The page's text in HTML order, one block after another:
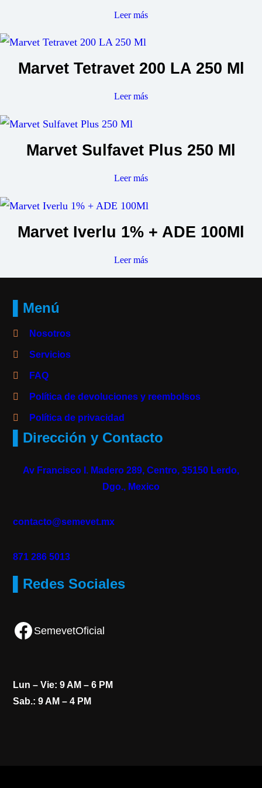
Leer más
Marvet Tetravet 200 LA 250 Ml
Leer más
Marvet Sulfavet Plus 250 Ml
Leer más
Marvet Iverlu 1% + ADE 100Ml
Leer más
▌Menú
Nosotros
Servicios
FAQ
Política de devoluciones y reembolsos
Política de privacidad
▌Dirección y Contacto
Av Francisco I. Madero 289, Centro, 35150 Lerdo,
Dgo., Mexico
contacto@semevet.mx
871 286 5013
▌Redes Sociales
Facebook SemevetOficial
Lun – Vie: 9 AM – 6 PM
Sab.: 9 AM – 4 PM